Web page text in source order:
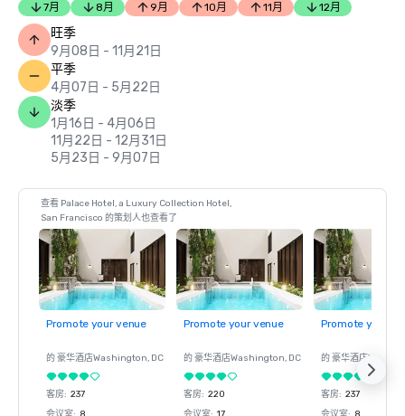
7月
8月 9月 10月 11月 12月
旺季
9月08日 - 11月21日
平季
4月07日 - 5月22日
淡季
1月16日 - 4月06日
11月22日 - 12月31日
5月23日 - 9月07日
查看 Palace Hotel, a Luxury Collection Hotel,
San Francisco 的策划人也查看了
Promote your venue
的 豪华酒店Washington, DC
客房: 237
Promote your venue
的 豪华酒店Washington, DC
客房: 220
Promote your
的 豪华酒店
客房: 237